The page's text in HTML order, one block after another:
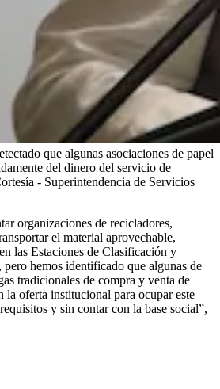
que algunas asociaciones de papel
del dinero del servicio de
- Superintendencia de Servicios
organizaciones de recicladores,
el material aprovechable,
las Estaciones de Clasificación y
hemos identificado que algunas de
tradicionales de compra y venta de
la oferta institucional para ocupar este
y sin contar con la base social”,